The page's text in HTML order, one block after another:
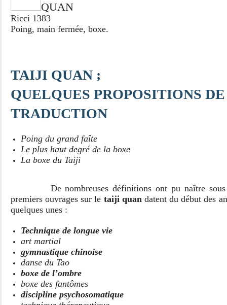
QUAN
Ricci 1383
Poing, main fermée, boxe.
TAIJI QUAN ;
QUELQUES PROPOSITIONS DE
TRADUCTION
Poing du grand faîte
Le plus haut degré de la boxe
La boxe du Taiji
De nombreuses définitions ont pu naître sous
premiers ouvrages sur le taiji quandatent du début des
quelques unes :
Technique de longue vie
art martial
gymnastique chinoise
danse du Tao
boxe de l’ombre
boxe des fantômes
discipline psychosomatique